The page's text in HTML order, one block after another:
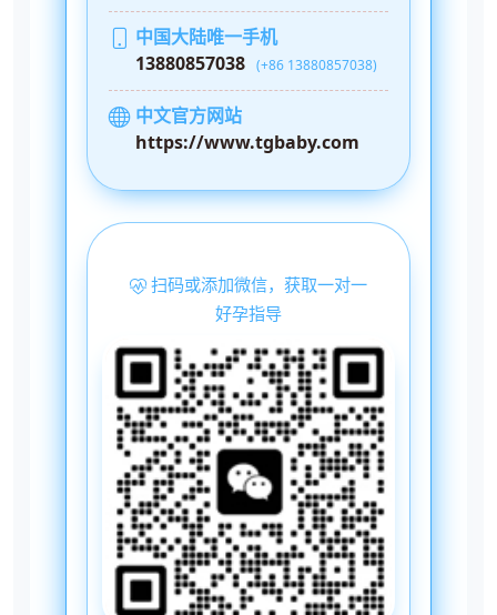
中国大陆唯一手机
13880857038 (+86 13880857038)
中文官方网站
https://www.tgbaby.com
扫码或添加微信，获取一对一
好孕指导